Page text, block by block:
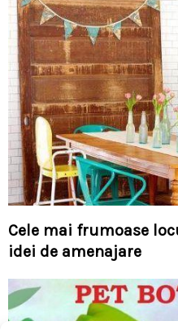
Cele mai frumoase
idei de amenajare